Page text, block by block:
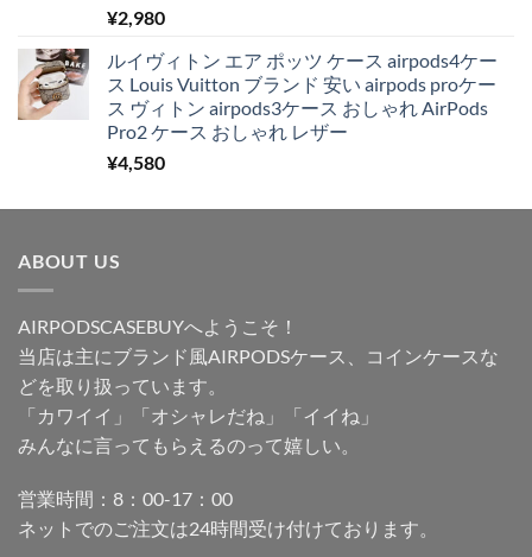
¥2,980
ルイヴィトン エア ポッツ ケース airpods4ケー
ス Louis Vuitton ブランド 安い airpods proケー
ス ヴィトン airpods3ケース おしゃれ AirPods
Pro2 ケース おしゃれ レザー
¥4,580
ABOUT US
AIRPODSCASEBUYへようこそ！
当店は主にブランド風AIRPODSケース、コインケースな
どを取り扱っています。
「カワイイ」「オシャレだね」「イイね」
みんなに言ってもらえるのって嬉しい。
営業時間：8：00-17：00
ネットでのご注文は24時間受け付けております。